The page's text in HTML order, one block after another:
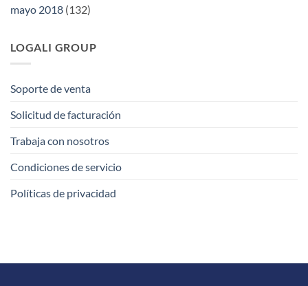
mayo 2018 (132)
LOGALI GROUP
Soporte de venta
Solicitud de facturación
Trabaja con nosotros
Condiciones de servicio
Políticas de privacidad